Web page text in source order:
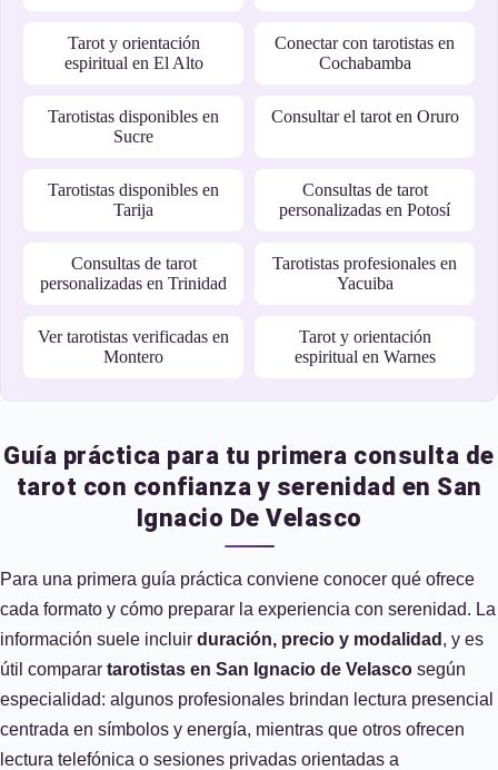
Tarot y orientación
espiritual en El Alto
Conectar con tarotistas en
Cochabamba
Tarotistas disponibles en
Sucre
Consultar el tarot en Oruro
Tarotistas disponibles en
Tarija
Consultas de tarot
personalizadas en Potosí
Consultas de tarot
personalizadas en Trinidad
Tarotistas profesionales en
Yacuiba
Ver tarotistas verificadas en
Montero
Tarot y orientación
espiritual en Warnes
Guía práctica para tu primera consulta de
tarot con confianza y serenidad en San
Ignacio De Velasco
Para una primera guía práctica conviene conocer qué ofrece
cada formato y cómo preparar la experiencia con serenidad. La
información suele incluir duración, precio y modalidad , y es
útil comparar tarotistas en San Ignacio de Velasco según
especialidad: algunos profesionales brindan lectura presencial
centrada en símbolos y energía, mientras que otros ofrecen
lectura telefónica o sesiones privadas orientadas a